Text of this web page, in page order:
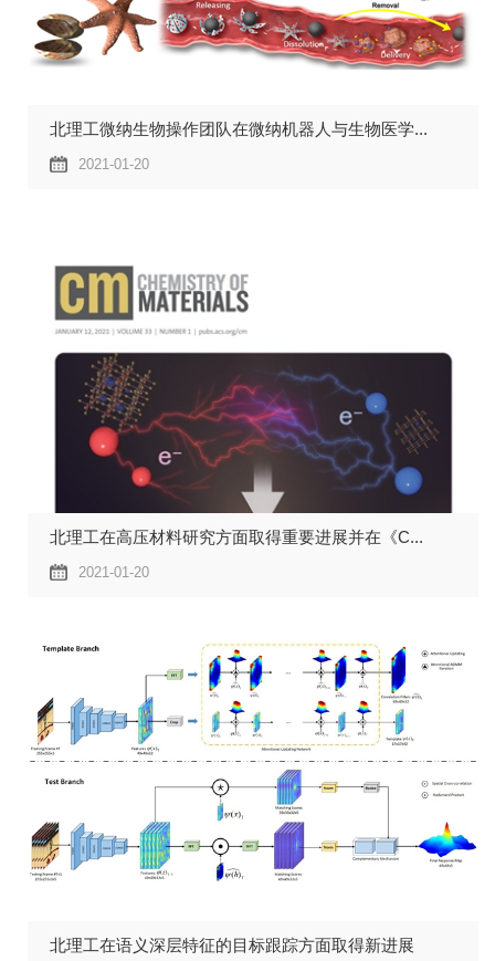
北理工微纳生物操作团队在微纳机器人与生物医学...
2021-01-20
北理工在高压材料研究方面取得重要进展并在《C...
2021-01-20
北理工在语义深层特征的目标跟踪方面取得新进展